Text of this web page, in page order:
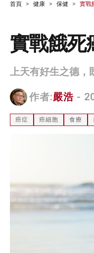
首頁 健康 保健 實戰
實戰餓死
上天有好生之德，
作者:嚴浩 -
癌症 癌細胞 食療